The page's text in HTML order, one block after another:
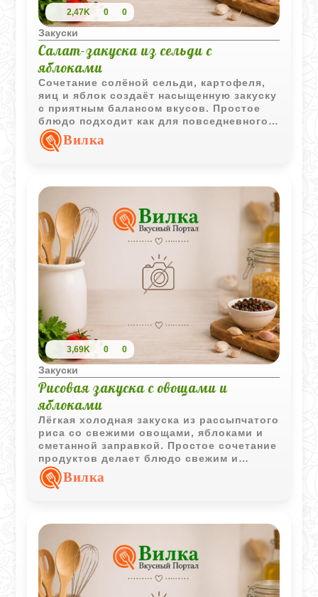
2,47K 0 0
Закуски
Салат-закуска из сельди с
яблоками
Сочетание солёной сельди, картофеля,
яиц и яблок создаёт насыщенную закуску
с приятным балансом вкусов. Простое
блюдо подходит как для повседневного,
так и для праздничного стола.
Вилка
3,69K 0 0
Закуски
Рисовая закуска с овощами и
яблоками
Лёгкая холодная закуска из рассыпчатого
риса со свежими овощами, яблоками и
сметанной заправкой. Простое сочетание
продуктов делает блюдо свежим и
приятным для повседневного стола.
Вилка